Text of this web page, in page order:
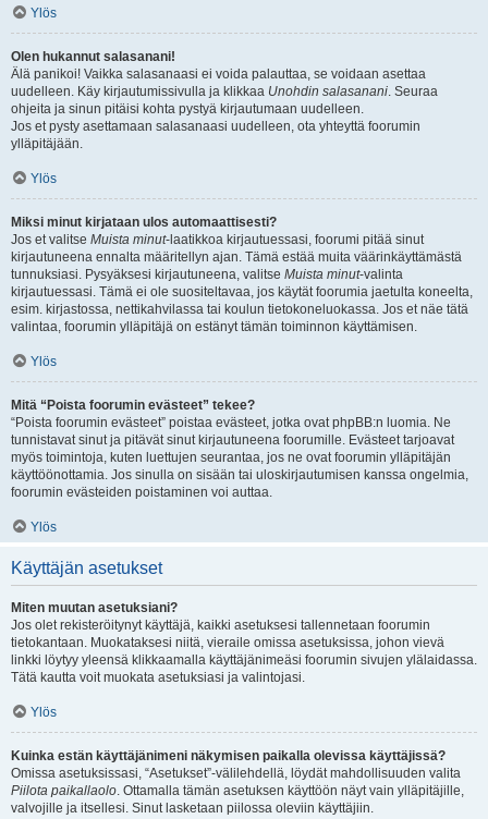
Ylös
Olen hukannut salasanani!
Älä panikoi! Vaikka salasanaasi ei voida palauttaa, se voidaan asettaa
uudelleen. Käy kirjautumissivulla ja klikkaa Unohdin salasanani. Seuraa
ohjeita ja sinun pitäisi kohta pystyä kirjautumaan uudelleen.
Jos et pysty asettamaan salasanaasi uudelleen, ota yhteyttä foorumin
ylläpitäjään.
Ylös
Miksi minut kirjataan ulos automaattisesti?
Jos et valitse Muista minut-laatikkoa kirjautuessasi, foorumi pitää sinut
kirjautuneena ennalta määritellyn ajan. Tämä estää muita väärinkäyttämästä
tunnuksiasi. Pysyäksesi kirjautuneena, valitse Muista minut-valinta
kirjautuessasi. Tämä ei ole suositeltavaa, jos käytät foorumia jaetulta koneelta,
esim. kirjastossa, nettikahvilassa tai koulun tietokoneluokassa. Jos et näe tätä
valintaa, foorumin ylläpitäjä on estänyt tämän toiminnon käyttämisen.
Ylös
Mitä “Poista foorumin evästeet” tekee?
“Poista foorumin evästeet” poistaa evästeet, jotka ovat phpBB:n luomia. Ne
tunnistavat sinut ja pitävät sinut kirjautuneena foorumille. Evästeet tarjoavat
myös toimintoja, kuten luettujen seurantaa, jos ne ovat foorumin ylläpitäjän
käyttöönottamia. Jos sinulla on sisään tai uloskirjautumisen kanssa ongelmia,
foorumin evästeiden poistaminen voi auttaa.
Ylös
Käyttäjän asetukset
Miten muutan asetuksiani?
Jos olet rekisteröitynyt käyttäjä, kaikki asetuksesi tallennetaan foorumin
tietokantaan. Muokataksesi niitä, vieraile omissa asetuksissa, johon vievä
linkki löytyy yleensä klikkaamalla käyttäjänimeäsi foorumin sivujen ylälaidassa.
Tätä kautta voit muokata asetuksiasi ja valintojasi.
Ylös
Kuinka estän käyttäjänimeni näkymisen paikalla olevissa käyttäjissä?
Omissa asetuksissasi, “Asetukset”-välilehdellä, löydät mahdollisuuden valita
Piilota paikallaolo. Ottamalla tämän asetuksen käyttöön näyt vain ylläpitäjille,
valvojille ja itsellesi. Sinut lasketaan piilossa oleviin käyttäjiin.